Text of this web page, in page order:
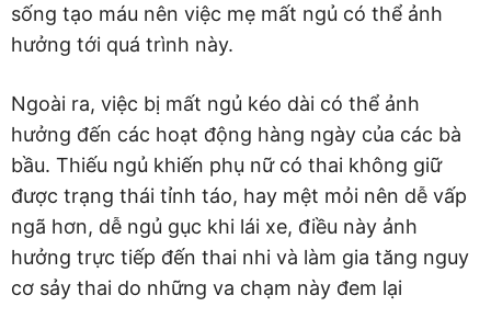
sống tạo máu nên việc mẹ mất ngủ có thể ảnh
hưởng tới quá trình này.
Ngoài ra, việc bị mất ngủ kéo dài có thể ảnh
hưởng đến các hoạt động hàng ngày của các bà
bầu. Thiếu ngủ khiến phụ nữ có thai không giữ
được trạng thái tỉnh táo, hay mệt mỏi nên dễ vấp
ngã hơn, dễ ngủ gục khi lái xe, điều này ảnh
hưởng trực tiếp đến thai nhi và làm gia tăng nguy
cơ sảy thai do những va chạm này đem lại